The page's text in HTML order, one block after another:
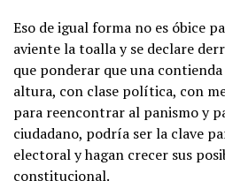
Eso de igual forma no es óbice
aviente la toalla y se declare
que ponderar que una
altura, con clase política, con
para reencontrar al panismo y
ciudadano, podría ser la clave
electoral y hagan crecer sus
constitucional.